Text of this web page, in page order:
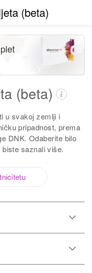
(beta)
(beta)
u svakoj zemlji i
pripadnost, prema
DNK. Odaberite bilo
saznali više.